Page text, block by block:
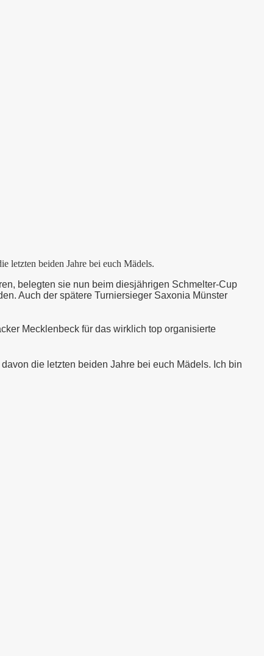
letzten beiden Jahre bei euch Mädels.
belegten sie nun beim diesjährigen Schmelter-Cup
Auch der spätere Turniersieger Saxonia Münster
Mecklenbeck für das wirklich top organisierte
die letzten beiden Jahre bei euch Mädels. Ich bin